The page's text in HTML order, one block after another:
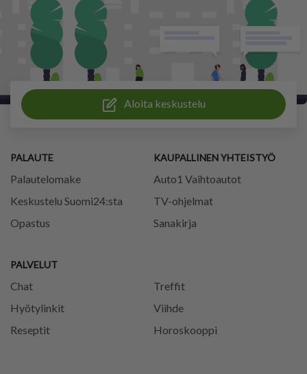
Aloita keskustelu
PALAUTE
Palautelomake
Keskustelu Suomi24:sta
Opastus
PALVELUT
Chat
Treffit
Hyötylinkit
Viihde
Reseptit
Horoskooppi
KAUPALLINEN YHTEISTYÖ
Auto1 Vaihtoautot
TV-ohjelmat
Sanakirja